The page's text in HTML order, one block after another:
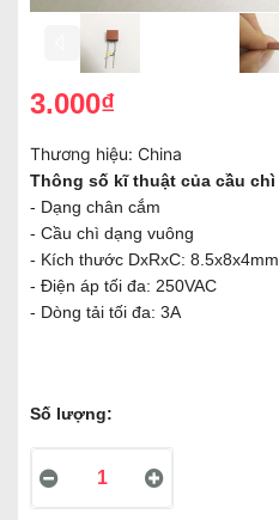
3.000₫
Thương hiệu: China
Thông số kĩ thuật của cầu chì
- Dạng chân cắm
- Cầu chì dạng vuông
- Kích thước DxRxC: 8.5x8x4mm
- Điện áp tối đa: 250VAC
- Dòng tải tối đa: 3A
Số lượng: